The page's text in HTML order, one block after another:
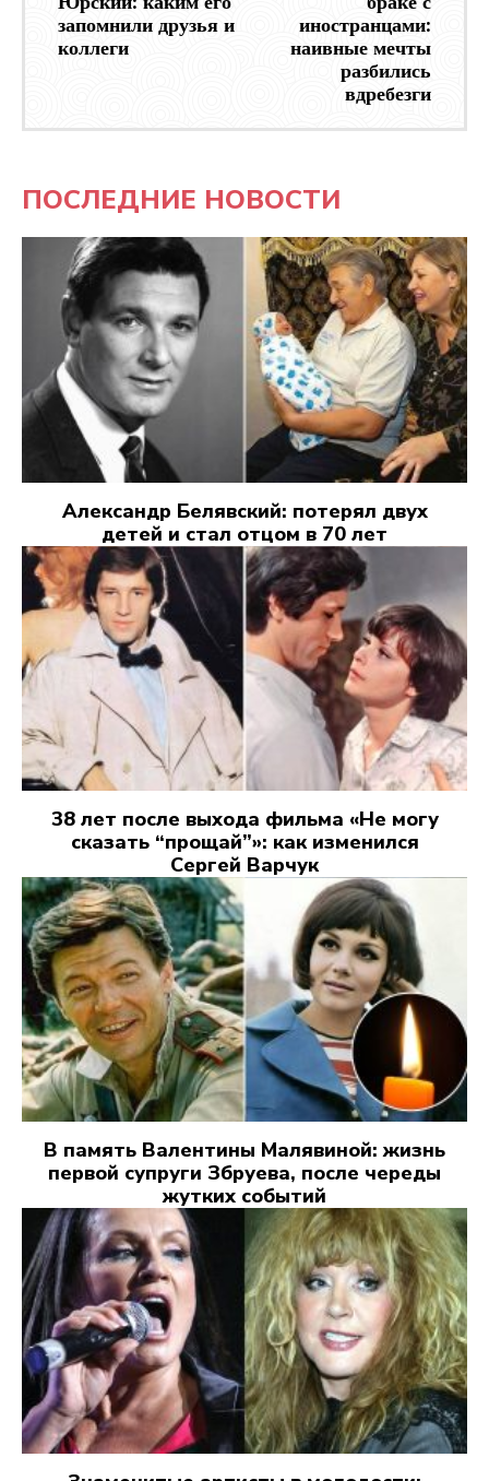
запомнили друзья и
коллеги
иностранцами:
наивные мечты
разбились
вдребезги
ПОСЛЕДНИЕ НОВОСТИ
Александр Белявский: потерял двух
детей и стал отцом в 70 лет
38 лет после выхода фильма «Не могу
сказать “прощай”»: как изменился
Сергей Варчук
В память Валентины Малявиной: жизнь
первой супруги Збруева, после череды
жутких событий